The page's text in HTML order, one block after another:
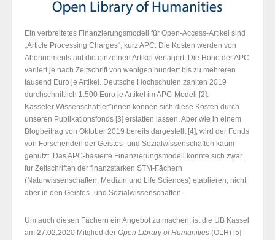
Ein verbreitetes Finanzierungsmodell für Open-Access-Artikel sind
„Article Processing Charges“, kurz APC. Die Kosten werden von
Abonnements auf die einzelnen Artikel verlagert. Die Höhe der APC
variiert je nach Zeitschrift von wenigen hundert bis zu mehreren
tausend Euro je Artikel. Deutsche Hochschulen zahlten 2019
durchschnittlich 1.500 Euro je Artikel im APC-Modell [2].
Kasseler Wissenschaftler*innen können sich diese Kosten durch
unseren Publikationsfonds [3] erstatten lassen. Aber wie in einem
Blogbeitrag von Oktober 2019 bereits dargestellt [4], wird der Fonds
von Forschenden der Geistes- und Sozialwissenschaften kaum
genutzt. Das APC-basierte Finanzierungsmodell konnte sich zwar
für Zeitschriften der finanzstarken STM-Fächern
(Naturwissenschaften, Medizin und Life Sciences) etablieren, nicht
aber in den Geistes- und Sozialwissenschaften.
Um auch diesen Fächern ein Angebot zu machen, ist die UB Kassel
am 27.02.2020 Mitglied der Open Library of Humanities (OLH) [5]